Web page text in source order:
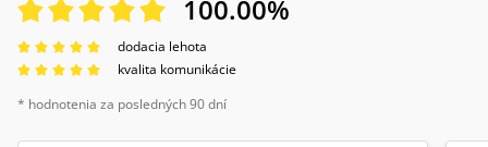
100.00%
dodacia lehota
kvalita komunikácie
* hodnotenia za posledných 90 dní